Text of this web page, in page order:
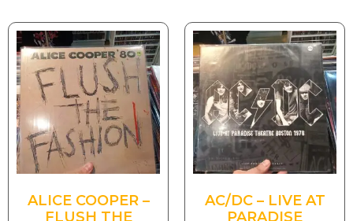
ALICE COOPER –
FLUSH THE
AC/DC – LIVE AT
PARADISE